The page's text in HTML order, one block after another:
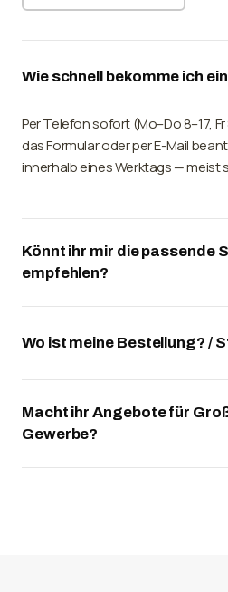
Wie schnell bekomme ich
Per Telefon sofort (Mo–Do 8–17,
das Formular oder per E-Mail
innerhalb eines Werktags — meist
Könnt ihr mir die passende
empfehlen?
Wo ist meine Bestellung? /
Macht ihr Angebote für
Gewerbe?